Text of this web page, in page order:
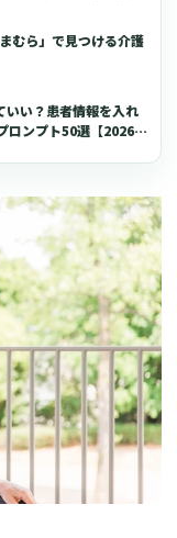
むら」で見つける介護
い？患者情報を入れ
ロンプト50選【2026年